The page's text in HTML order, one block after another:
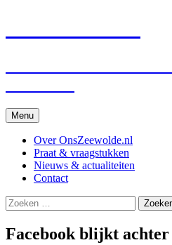
Menu Spring
naar
inhoud
Over OnsZeewolde.nl
Praat & vraagstukken
Nieuws & actualiteiten
Contact
Zoeken
naar:
Facebook blijkt